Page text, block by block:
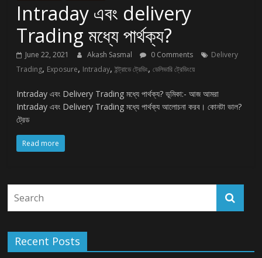
Intraday এবং delivery
Trading মধ্যে পার্থক্য?
June 22, 2021 Akash Sasmal 0 Comments
Delivery
Trading, Exposure, Intraday,ইন্ট্রাডে ট্রেডিং,ডেলিভারি ট্রেডিংয়ে
Intraday এবং Delivery Trading মধ্যে পার্থক্য? ভূমিকা:- আজ আমরা
Intraday এবং Delivery Trading মধ্যে পার্থক্য আলোচনা করব। কোনটা ভাল?
ট্রেড
Read more
Recent Posts